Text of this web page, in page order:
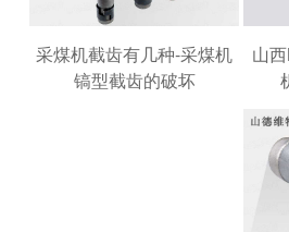
采煤机截齿有几种-采煤机
镐型截齿的破坏
山